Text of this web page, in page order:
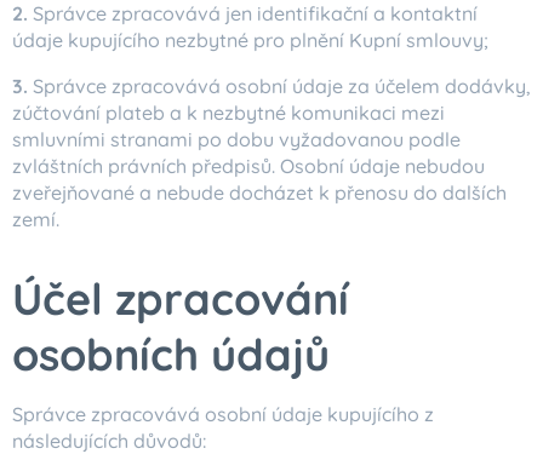
2. Správce zpracovává jen identifikační a kontaktní
údaje kupujícího nezbytné pro plnění Kupní smlouvy;
3. Správce zpracovává osobní údaje za účelem dodávky,
zúčtování plateb a k nezbytné komunikaci mezi
smluvními stranami po dobu vyžadovanou podle
zvláštních právních předpisů. Osobní údaje nebudou
zveřejňované a nebude docházet k přenosu do dalších
zemí.
Účel zpracování
osobních údajů
Správce zpracovává osobní údaje kupujícího z
následujících důvodů: